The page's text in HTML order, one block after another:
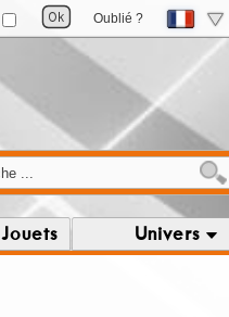
Oublié ?
Jouets Univers